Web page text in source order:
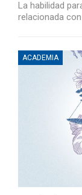
La habilidad
relacionada
ACADEMIA